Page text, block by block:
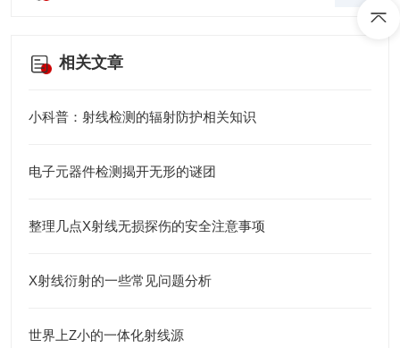
相关文章
小科普：射线检测的辐射防护相关知识
电子元器件检测揭开无形的谜团
整理几点X射线无损探伤的安全注意事项
X射线衍射的一些常见问题分析
世界上Z小的一体化射线源